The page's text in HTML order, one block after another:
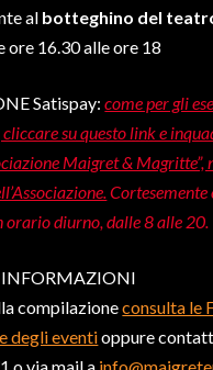
al botteghino del
ore 16.30 alle ore 18
Satispay:come per gli
su questo link e
Maigret & Magritte”,
orario diurno, dalle 8 alle 20.
INFORMAZIONI
compilazioneconsulta le
degli eventioppure